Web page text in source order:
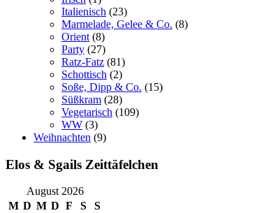
Italienisch (23)
Marmelade, Gelee & Co. (8)
Orient (8)
Party (27)
Ratz-Fatz (81)
Schottisch (2)
Soße, Dipp & Co. (15)
Süßkram (28)
Vegetarisch (109)
WW (3)
Weihnachten (9)
Elos & Sgails Zeittäfelchen
August 2026
M D M D F S
S